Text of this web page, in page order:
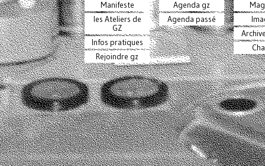
Manifeste
les Ateliers de
GZ
Infos pratiques
Rejoindre gz
Agenda gz
Agenda passé